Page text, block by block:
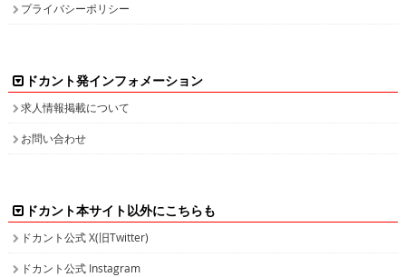
プライバシーポリシー
ドカント発インフォメーション
求人情報掲載について
お問い合わせ
ドカント本サイト以外にこちらも
ドカント公式 X(旧Twitter)
ドカント公式 Instagram